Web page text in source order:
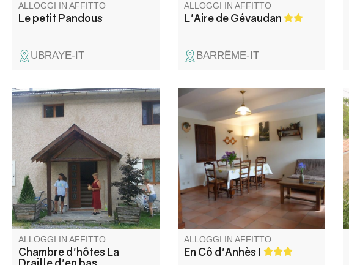
ALLOGGI IN AFFITTO
Le petit Pandous
UBRAYE-IT
ALLOGGI IN AFFITTO
L'Aire de Gévaudan
BARRÊME-IT
Accoglienza semplice e
cordiale nella casa del
contadino. Piccola camera
dotata di un forno a microonde
per lasciare libertà ai nostri
ospiti, angolo giardino
accessibile. Vicino al lago di
Allos e alle Gole del Verdon.
Possibilità di ristorazione con
prodotti della fattoria.
ALLOGGI IN AFFITTO
Chambre d'hôtes La
Appartamento duplex in una
casa di paese superbamente
ristrutturata e piena di
carattere, nel cuore delle Gole
del Verdon.
ALLOGGI IN AFFITTO
En Cô d'Anhès I